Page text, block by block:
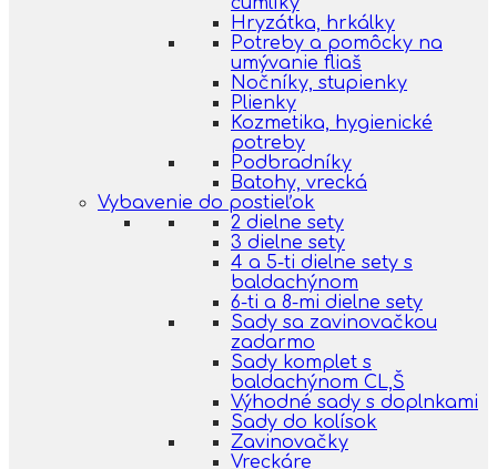
Hryzátka, hrkálky
Potreby a pomôcky na
umývanie fliaš
Nočníky, stupienky
Plienky
Kozmetika, hygienické
potreby
Podbradníky
Batohy, vrecká
Vybavenie do postieľok
2 dielne sety
3 dielne sety
4 a 5-ti dielne sety s
baldachýnom
6-ti a 8-mi dielne sety
Sady sa zavinovačkou
zadarmo
Sady komplet s
baldachýnom CL,Š
Výhodné sady s doplnkami
Sady do kolísok
Zavinovačky
Vreckáre